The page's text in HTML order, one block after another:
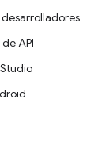
API